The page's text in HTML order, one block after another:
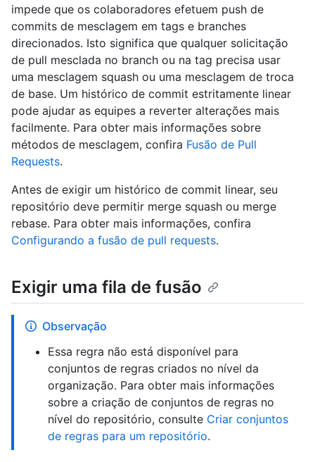
impede que os colaboradores efetuem push de
commits de mesclagem em tags e branches
direcionados. Isto significa que qualquer solicitação
de pull mesclada no branch ou na tag precisa usar
uma mesclagem squash ou uma mesclagem de troca
de base. Um histórico de commit estritamente linear
pode ajudar as equipes a reverter alterações mais
facilmente. Para obter mais informações sobre
métodos de mesclagem, confira Fusão de Pull
Requests.
Antes de exigir um histórico de commit linear, seu
repositório deve permitir merge squash ou merge
rebase. Para obter mais informações, confira
Configurando a fusão de pull requests.
Exigir uma fila de fusão
Observação
Essa regra não está disponível para
conjuntos de regras criados no nível da
organização. Para obter mais informações
sobre a criação de conjuntos de regras no
nível do repositório, consulte Criar conjuntos
de regras para um repositório.